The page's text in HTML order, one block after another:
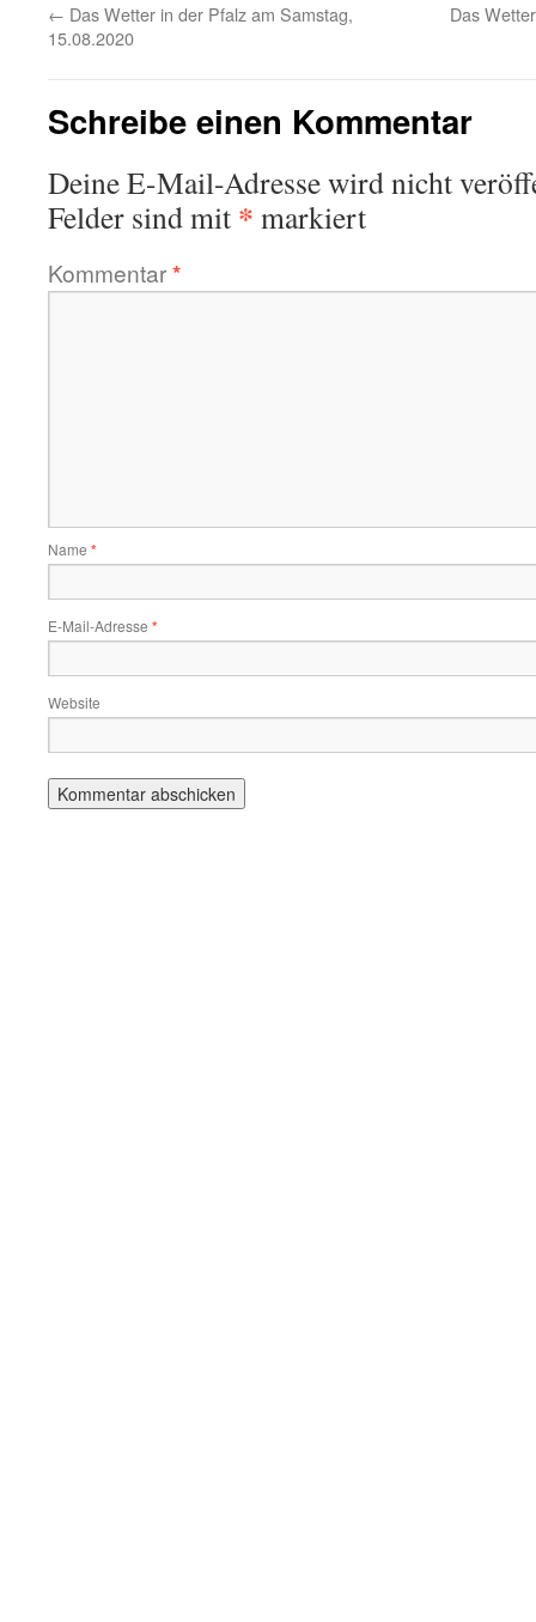
← Das Wetter in der Pfalz am Samstag,
15.08.2020
Das
Schreibe einen Kommentar
Deine E-Mail-Adresse wird nicht
Felder sind mit * markiert
Kommentar*
Name *
E-Mail-Adresse *
Website